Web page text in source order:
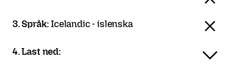
3. Språk:Icelandic - íslenska
4. Last ned: